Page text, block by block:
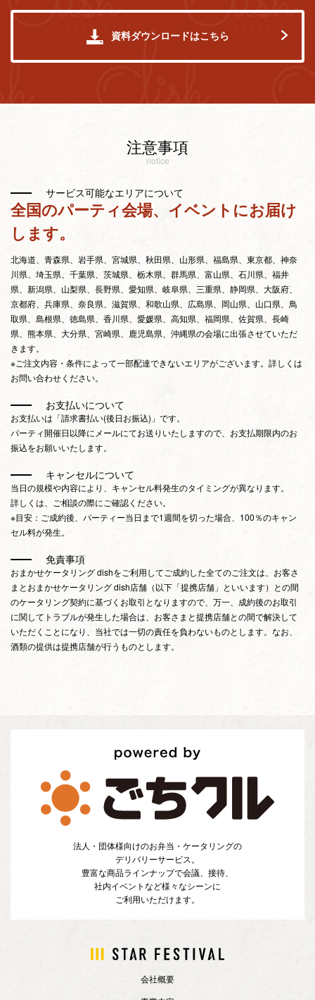
資料ダウンロードはこちら
注意事項
notice
サービス可能なエリアについて
全国のパーティ会場、イベントにお届け
します。
北海道、青森県、岩手県、宮城県、秋田県、山形県、福島県、東京都、神奈
川県、埼玉県、千葉県、茨城県、栃木県、群馬県、富山県、石川県、福井
県、新潟県、山梨県、長野県、愛知県、岐阜県、三重県、静岡県、大阪府、
京都府、兵庫県、奈良県、滋賀県、和歌山県、広島県、岡山県、山口県、鳥
取県、島根県、徳島県、香川県、愛媛県、高知県、福岡県、佐賀県、長崎
県、熊本県、大分県、宮崎県、鹿児島県、沖縄県の会場に出張させていただ
きます。
※ご注文内容・条件によって一部配達できないエリアがございます。詳しくは
お問い合わせください。
お支払いについて
お支払いは「請求書払い(後日お振込)」です。
パーティ開催日以降にメールにてお送りいたしますので、お支払期限内のお
振込をお願いいたします。
キャンセルについて
当日の規模や内容により、キャンセル料発生のタイミングが異なります。
詳しくは、ご相談の際にご確認ください。
※目安：ご成約後、パーティー当日まで1週間を切った場合、100％のキャン
セル料が発生。
免責事項
おまかせケータリング dishをご利用してご成約した全てのご注文は、お客さ
まとおまかせケータリング dish店舗（以下「提携店舗」といいます）との間
のケータリング契約に基づくお取引となりますので、万一、成約後のお取引
に関してトラブルが発生した場合は、お客さまと提携店舗との間で解決して
いただくことになり、当社では一切の責任を負わないものとします。なお、
酒類の提供は提携店舗が行うものとします。
法人・団体様向けのお弁当・ケータリングの
デリバリーサービス。
豊富な商品ラインナップで会議、接待、
社内イベントなど様々なシーンに
ご利用いただけます。
会社概要